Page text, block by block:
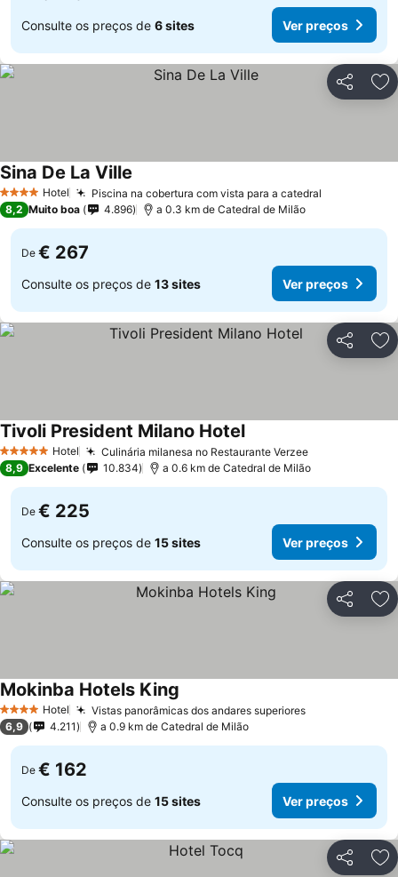
Consulte os preços de 6 sites Ver preços
Partilhar
4 EstrelasHotel Piscina na cobertura com vista para a catedral
Sina De La Ville
8,2 Muito boa 4.896 a 0.3 km de Catedral de Milão
De € 267
Consulte os preços de 13 sites Ver preços
Partilhar
5 Estrelas Hotel Culinária milanesa no Restaurante Verzee
Tivoli President Milano Hotel
8,9 Excelente 10.834 a 0.6 km de Catedral de Milão
De € 225
Consulte os preços de 15 sites Ver preços
Partilhar
4 EstrelasHotel Vistas panorâmicas dos andares superiores
Mokinba Hotels King
6,9 4.211 a 0.9 km de Catedral de Milão
De € 162
Consulte os preços de 15 sites Ver preços
Partilhar